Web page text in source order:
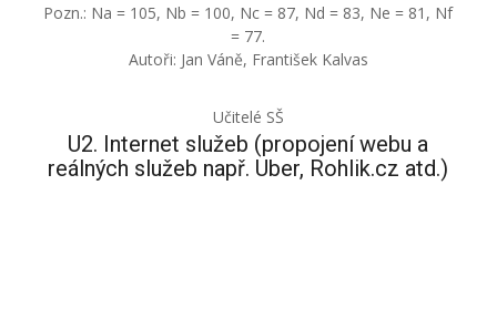
Pozn.: Na = 105, Nb = 100, Nc = 87, Nd = 83, Ne = 81, Nf
= 77.
Autoři: Jan Váně, František Kalvas
Učitelé SŠ
U2. Internet služeb (propojení webu a
reálných služeb např. Uber, Rohlik.cz atd.)